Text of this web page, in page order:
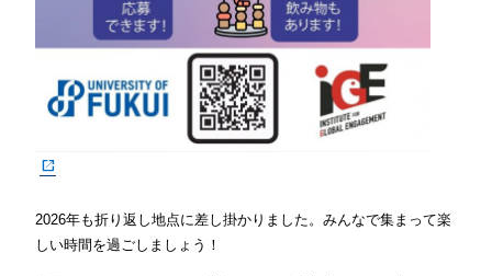
2026年も折り返し地点に差し掛かりました。みんなで集まって楽
しい時間を過ごしましょう！